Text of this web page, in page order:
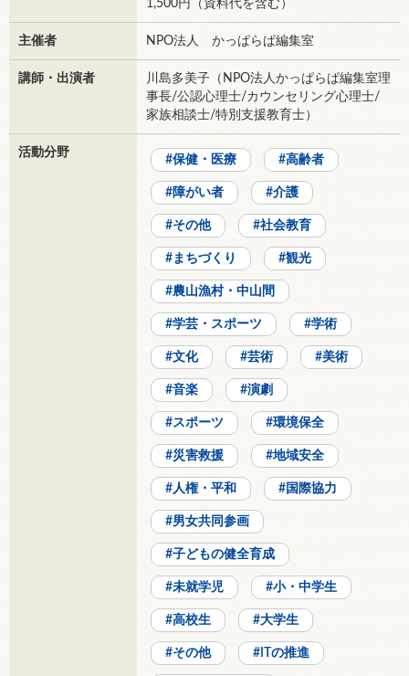
1,500円（資料代を含む）
主催者 NPO法人 かっぱらぱ編集室
講師・出演者
川島多美子（NPO法人かっぱらぱ編集室理
事長/公認心理士/カウンセリング心理士/
家族相談士/特別支援教育士）
活動分野
保健・医療 高齢者
障がい者 介護
その他 社会教育
まちづくり 観光
農山漁村・中山間
学芸・スポーツ 学術
文化 芸術 美術
音楽 演劇
スポーツ 環境保全
災害救援 地域安全
人権・平和 国際協力
男女共同参画
子どもの健全育成
未就学児 小・中学生
高校生 大学生
その他 ITの推進